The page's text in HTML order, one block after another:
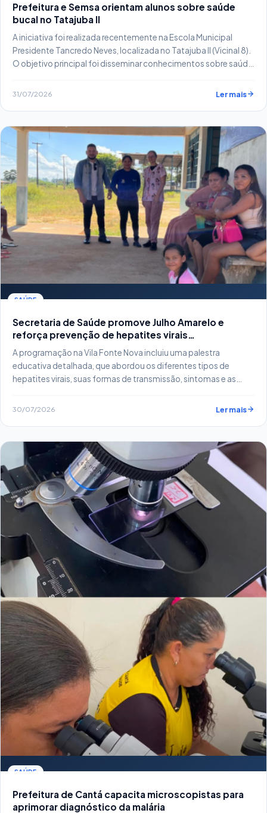
Prefeitura e Semsa orientam alunos sobre saúde
bucal no Tatajuba II
A iniciativa foi realizada recentemente na Escola Municipal
Presidente Tancredo Neves, localizada no Tatajuba II (Vicinal 8).
O objetivo principal foi disseminar conhecimentos sobre saúde
31/07/2026 Ler mais
SAÚDE
Secretaria de Saúde promove Julho Amarelo e
reforça prevenção de hepatites virais…
A programação na Vila Fonte Nova incluiu uma palestra
educativa detalhada, que abordou os diferentes tipos de
hepatites virais, suas formas de transmissão, sintomas e as
30/07/2026 Ler mais
SAÚDE
Prefeitura de Cantá capacita microscopistas para
aprimorar diagnóstico da malária